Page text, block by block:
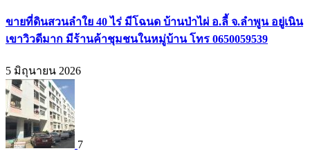
ขายที่ดินสวนลำใย 40 ไร่ มีโฉนด บ้านป่าไผ่ อ.ลี้ จ.ลำพูน อยู่เนิน
เขาวิวดีมาก มีร้านค้าชุมชนในหมู่บ้าน โทร 0650059539
5 มิถุนายน 2026
7